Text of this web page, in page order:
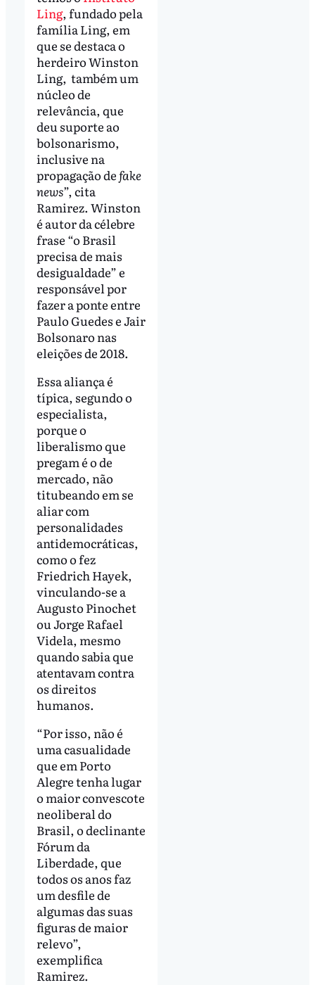
Ling, fundado pela
família Ling, em
que se destaca o
herdeiro Winston
Ling, também um
núcleo de
relevância, que
deu suporte ao
bolsonarismo,
inclusive na
propagação defake
news”, cita
Ramirez. Winston
é autor da célebre
frase “o Brasil
precisa de mais
desigualdade” e
responsável por
fazer a ponte entre
Paulo Guedes e Jair
Bolsonaro nas
eleições de 2018.
Essa aliança é
típica, segundo o
especialista,
porque o
liberalismo que
pregam é o de
mercado, não
titubeando em se
aliar com
personalidades
antidemocráticas,
como o fez
Friedrich Hayek,
vinculando-se a
Augusto Pinochet
ou Jorge Rafael
Videla, mesmo
quando sabia que
atentavam contra
os direitos
humanos.
“Por isso, não é
uma casualidade
que em Porto
Alegre tenha lugar
o maior convescote
neoliberal do
Brasil, o declinante
Fórum da
Liberdade, que
todos os anos faz
um desfile de
algumas das suas
figuras de maior
relevo”,
exemplifica
Ramirez.